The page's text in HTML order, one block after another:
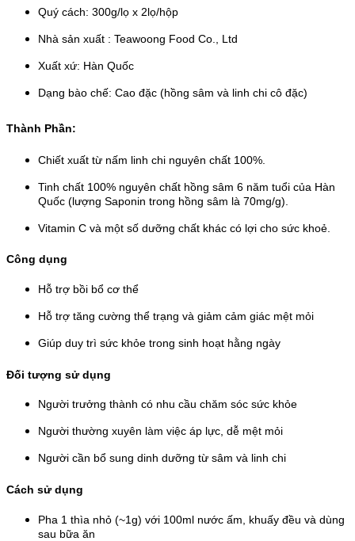
Quý cách: 300g/lọ x 2lọ/hộp
Nhà sản xuất : Teawoong Food Co., Ltd
Xuất xứ: Hàn Quốc
Dạng bào chế: Cao đặc (hồng sâm và linh chi cô đặc)
Thành Phần:
Chiết xuất từ nấm linh chi nguyên chất 100%.
Tinh chất 100% nguyên chất hồng sâm 6 năm tuổi của Hàn
Quốc (lượng Saponin trong hồng sâm là 70mg/g).
Vitamin C và một số dưỡng chất khác có lợi cho sức khoẻ.
Công dụng
Hỗ trợ bồi bổ cơ thể
Hỗ trợ tăng cường thể trạng và giảm cảm giác mệt mỏi
Giúp duy trì sức khỏe trong sinh hoạt hằng ngày
Đối tượng sử dụng
Người trưởng thành có nhu cầu chăm sóc sức khỏe
Người thường xuyên làm việc áp lực, dễ mệt mỏi
Người cần bổ sung dinh dưỡng từ sâm và linh chi
Cách sử dụng
Pha 1 thìa nhỏ (~1g) với 100ml nước ấm, khuấy đều và dùng
sau bữa ăn